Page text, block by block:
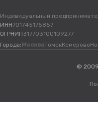
Индивидуальный
ИНН701745175857
ОГРНИП317703100109277
Города: МоскваТомскКемерово
©